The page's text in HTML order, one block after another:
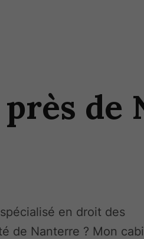
de
en droit des
de Nanterre ? Mon